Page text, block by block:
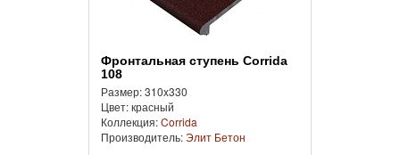
Фронтальная cтупень Corrida
108
Размер: 310x330
Цвет: красный
Коллекция:Corrida
Производитель:Элит Бетон